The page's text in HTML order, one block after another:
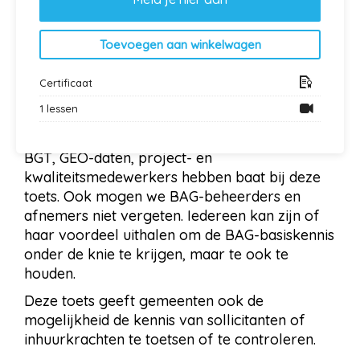
Toevoegen aan winkelwagen
Certificaat
1 lessen
Heb je het de eerste keer niet gehaald? Geen
stress, we hebben ook de mogelijkheid om een
herkansingstoetste maken!
Voor wie?
De toets is niet alleen geschikt voor BAG-
BGT, GEO-daten, project- en
kwaliteitsmedewerkers hebben baat bij deze
toets. Ook mogen we BAG-beheerders en
afnemers niet vergeten. Iedereen kan zijn of
haar voordeel uithalen om de BAG-basiskennis
onder de knie te krijgen, maar te ook te
houden.
Deze toets geeft gemeenten ook de
mogelijkheid de kennis van sollicitanten of
inhuurkrachten te toetsen of te controleren.